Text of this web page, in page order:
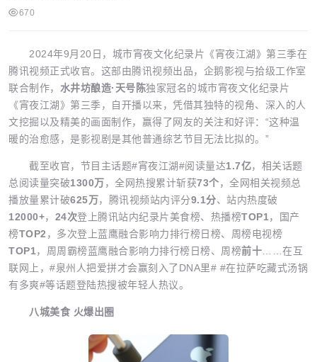
670
2024年9月20日，城市宵夜文化纪录片《宵夜江湖》第三季在
腾讯视频正式收官。这部由腾讯视频出品，企鹅影视与拾级工作室
联合制作， 水井坊酿造·天号陈独家冠名的城市宵夜文化纪录片
《宵夜江湖》第三季，自开播以来，凭借其独特的视角、深入的人
文挖掘以及精美的画面制作，赢得了网友的关注和好评：“这种温
暖的治愈感，是影视剧是其他普通综艺节目无法比拟的。”
截至收官，节目主话题#宵夜江湖#阅读量达1.7亿，相关话题
总阅读量突破1300万，全网热搜累计斩获73个，全网相关视频总
播放量累计破625万，腾讯视频站内评分9.1分、站内热度破
12000+， 24次登上腾讯站内纪录片美食榜、热播榜TOP1，国产
榜TOP2 ，多次登上蓝鹰融合影响力排行榜日榜、周榜电视榜
TOP1，周周霸榜蓝鹰融合影响力排行榜日榜、周榜前十 ……在互
联网上，#泉州人把爱拼才会赢刻入了DNA里# #在拉萨吃藏式汤锅
有多爽#等话题登陆热搜被年轻人热议。
八城美食 火爆出圈